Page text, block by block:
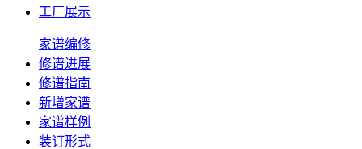
工厂展示
家谱编修
修谱进展
修谱指南
新增家谱
家谱样例
装订形式